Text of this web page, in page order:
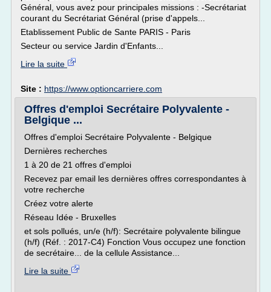
Général, vous avez pour principales missions : -Secrétariat
courant du Secrétariat Général (prise d'appels...
Etablissement Public de Sante PARIS - Paris
Secteur ou service Jardin d'Enfants...
Lire la suite
Site : https://www.optioncarriere.com
Offres d'emploi Secrétaire Polyvalente -
Belgique ...
Offres d'emploi Secrétaire Polyvalente - Belgique
Dernières recherches
1 à 20 de 21 offres d'emploi
Recevez par email les dernières offres correspondantes à
votre recherche
Créez votre alerte
Réseau Idée - Bruxelles
et sols pollués, un/e (h/f): Secrétaire polyvalente bilingue
(h/f) (Réf. : 2017-C4) Fonction Vous occupez une fonction
de secrétaire... de la cellule Assistance...
Lire la suite